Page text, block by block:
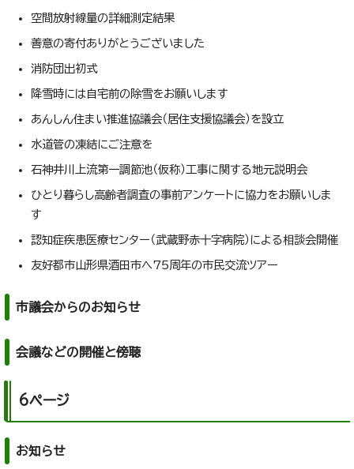
空間放射線量の詳細測定結果
善意の寄付ありがとうございました
消防団出初式
降雪時には自宅前の除雪をお願いします
あんしん住まい推進協議会（居住支援協議会）を設立
水道管の凍結にご注意を
石神井川上流第一調節池（仮称）工事に関する地元説明会
ひとり暮らし高齢者調査の事前アンケートに協力をお願いしま
す
認知症疾患医療センター（武蔵野赤十字病院）による相談会開催
友好都市山形県酒田市へ75周年の市民交流ツアー
市議会からのお知らせ
会議などの開催と傍聴
6ページ
お知らせ